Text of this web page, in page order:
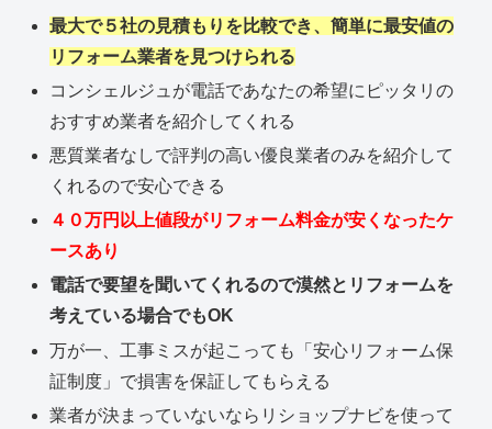
最大で５社の見積もりを比較でき、簡単に最安値の
リフォーム業者を見つけられる
コンシェルジュが電話であなたの希望にピッタリの
おすすめ業者を紹介してくれる
悪質業者なしで評判の高い優良業者のみを紹介して
くれるので安心できる
４０万円以上値段がリフォーム料金が安くなったケ
ースあり
電話で要望を聞いてくれるので漠然とリフォームを
考えている場合でもOK
万が一、工事ミスが起こっても「安心リフォーム保
証制度」で損害を保証してもらえる
業者が決まっていないならリショップナビを使って